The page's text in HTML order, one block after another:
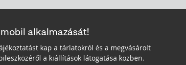
alkalmazását!
kap a tárlatokról és a megvásárolt
a kiállítások látogatása közben.